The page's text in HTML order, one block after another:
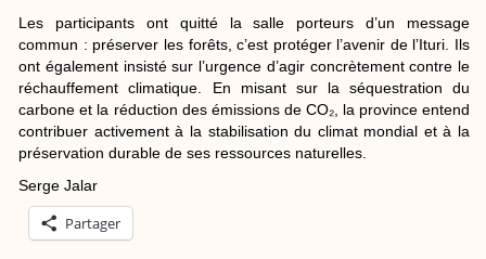
Les participants ont quitté la salle porteurs d’un message
commun : préserver les forêts, c’est protéger l’avenir de l’Ituri. Ils
ont également insisté sur l’urgence d’agir concrètement contre le
réchauffement climatique. En misant sur la séquestration du
carbone et la réduction des émissions de CO₂, la province entend
contribuer activement à la stabilisation du climat mondial et à la
préservation durable de ses ressources naturelles.
Serge Jalar
Partager